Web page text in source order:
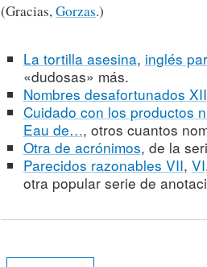
(Gracias,Gorzas.)
La tortilla asesina, inglés
«dudosas» más.
Nombres desafortunados XII
Cuidado con los productos
Eau de…, otros cuantos
Otra de acrónimos, de la
Parecidos razonables VII, VI
otra popular serie de